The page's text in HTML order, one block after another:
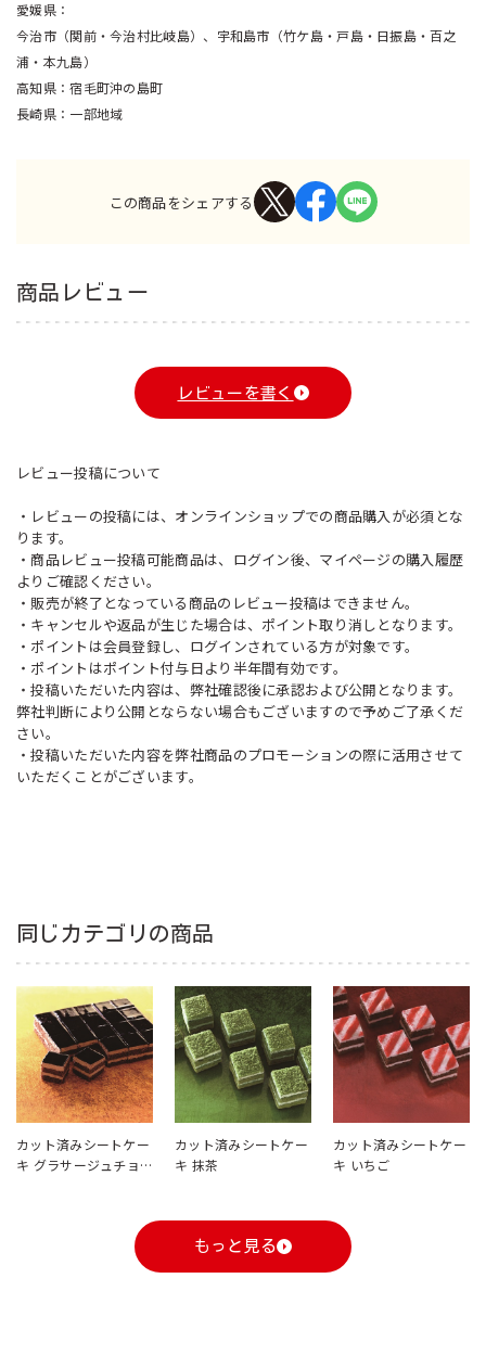
愛媛県
今治市（関前・今治村比岐島）、宇和島市（竹ケ島・戸島・日振島・百之
浦・本九島）
高知県
宿毛町沖の島町
長崎県
一部地域
この商品をシェアする
商品レビュー
レビューを書く
レビュー投稿について
・レビューの投稿には、オンラインショップでの商品購入が必須とな
ります。
・商品レビュー投稿可能商品は、ログイン後、マイページの購入履歴
よりご確認ください。
・販売が終了となっている商品のレビュー投稿はできません。
・キャンセルや返品が生じた場合は、ポイント取り消しとなります。
・ポイントは会員登録し、ログインされている方が対象です。
・ポイントはポイント付与日より半年間有効です。
・投稿いただいた内容は、弊社確認後に承認および公開となります。
弊社判断により公開とならない場合もございますので予めご了承くだ
さい。
・投稿いただいた内容を弊社商品のプロモーションの際に活用させて
いただくことがございます。
同じカテゴリの商品
カット済みシートケー
キ グラサージュチョ
カット済みシートケー
キ 抹茶
カット済みシートケー
キ いちご
もっと見る